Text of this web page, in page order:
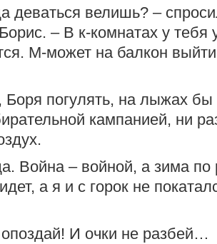
деваться велишь? –
– В к-комнатах у тебя
М-может на балкон
погулять, на лыжах бы
кампанией, ни
Война – войной, а зима по
а я и с горок не
И очки не разбей…